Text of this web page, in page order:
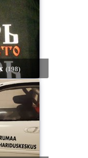
(198)